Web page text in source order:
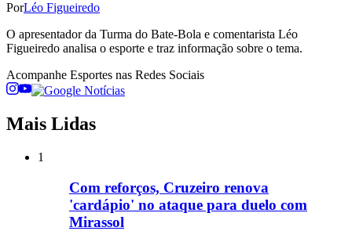
PorLéo Figueiredo
O apresentador da Turma do Bate-Bola e comentarista Léo
Figueiredo analisa o esporte e traz informação sobre o tema.
Acompanhe Esportes nas Redes Sociais
Mais Lidas
1
Com reforços, Cruzeiro renova
'cardápio' no ataque para duelo com
Mirassol